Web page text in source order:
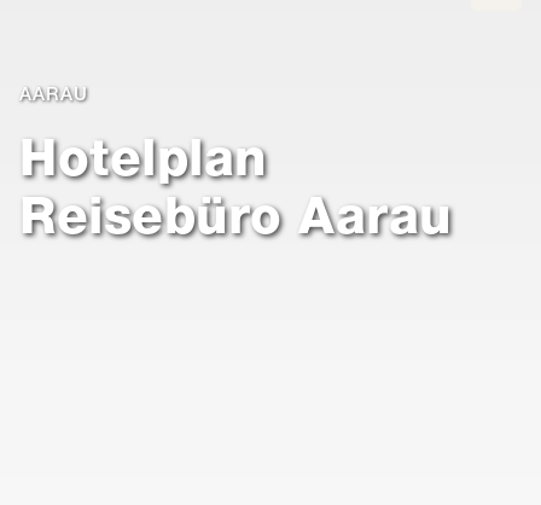
Hotelplan
Reisebüro Aarau
AARAU